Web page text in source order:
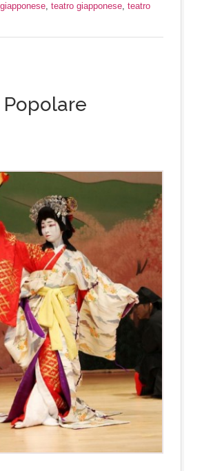
, teatro giapponese, teatro
Popolare